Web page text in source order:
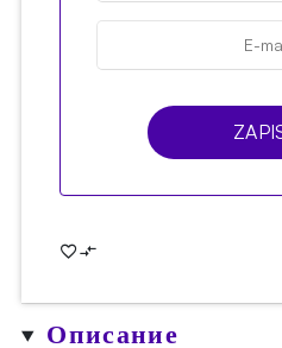
Описание